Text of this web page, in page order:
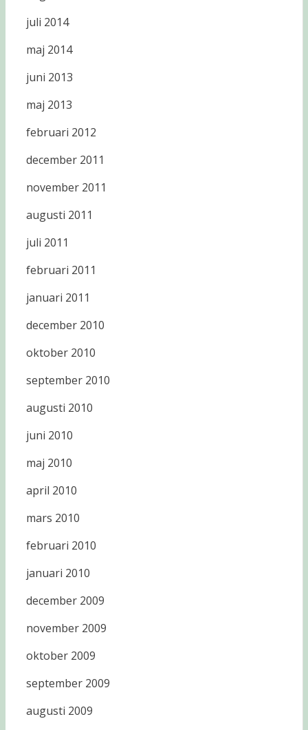
juli 2014
maj 2014
juni 2013
maj 2013
februari 2012
december 2011
november 2011
augusti 2011
juli 2011
februari 2011
januari 2011
december 2010
oktober 2010
september 2010
augusti 2010
juni 2010
maj 2010
april 2010
mars 2010
februari 2010
januari 2010
december 2009
november 2009
oktober 2009
september 2009
augusti 2009